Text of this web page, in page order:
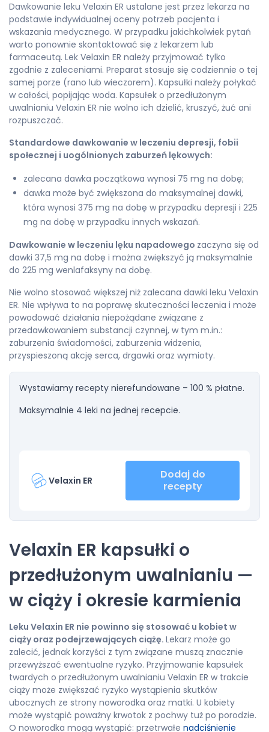
Dawkowanie leku Velaxin ER ustalane jest przez lekarza na
podstawie indywidualnej oceny potrzeb pacjenta i
wskazania medycznego. W przypadku jakichkolwiek pytań
warto ponownie skontaktować się z lekarzem lub
farmaceutą. Lek Velaxin ER należy przyjmować tylko
zgodnie z zaleceniami. Preparat stosuje się codziennie o tej
samej porze (rano lub wieczorem). Kapsułki należy połykać
w całości, popijając woda. Kapsułek o przedłużonym
uwalnianiu Velaxin ER nie wolno ich dzielić, kruszyć, żuć ani
rozpuszczać.
Standardowe dawkowanie w leczeniu depresji, fobii
społecznej i uogólnionych zaburzeń lękowych:
zalecana dawka początkowa wynosi 75 mg na dobę;
dawka może być zwiększona do maksymalnej dawki,
która wynosi 375 mg na dobę w przypadku depresji i 225
mg na dobę w przypadku innych wskazań.
Dawkowanie w leczeniu lęku napadowego zaczyna się od
dawki 37,5 mg na dobę i można zwiększyć ją maksymalnie
do 225 mg wenlafaksyny na dobę.
Nie wolno stosować większej niż zalecana dawki leku Velaxin
ER. Nie wpływa to na poprawę skuteczności leczenia i może
powodować działania niepożądane związane z
przedawkowaniem substancji czynnej, w tym m.in.:
zaburzenia świadomości, zaburzenia widzenia,
przyspieszoną akcję serca, drgawki oraz wymioty.
Wystawiamy recepty nierefundowane – 100 % płatne.
Maksymalnie 4 leki na jednej recepcie.
Velaxin ER
Dodaj do
recepty
Velaxin ER kapsułki o
przedłużonym uwalnianiu —
w ciąży i okresie karmienia
Leku Velaxin ER nie powinno się stosować u kobiet w
ciąży oraz podejrzewających ciążę. Lekarz może go
zalecić, jednak korzyści z tym związane muszą znacznie
przewyższać ewentualne ryzyko. Przyjmowanie kapsułek
twardych o przedłużonym uwalnianiu Velaxin ER w trakcie
ciąży może zwiększać ryzyko wystąpienia skutków
ubocznych ze strony noworodka oraz matki. U kobiety
może wystąpić poważny krwotok z pochwy tuż po porodzie.
O noworodka mogą wystąpić: przetrwałe nadciśnienie